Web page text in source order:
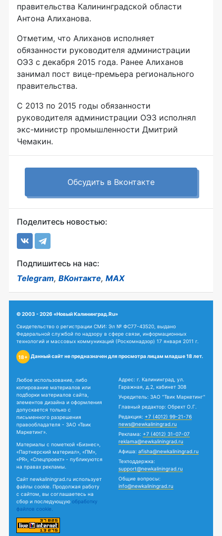
правительства Калининградской области
Антона Алиханова.
Отметим, что Алиханов исполняет
обязанности руководителя администрации
ОЭЗ с декабря 2015 года. Ранее Алиханов
занимал пост вице-премьера регионального
правительства.
С 2013 по 2015 годы обязанности
руководителя администрации ОЭЗ исполнял
экс-министр промышленности Дмитрий
Чемакин.
Обсудить в Вконтакте
Поделитесь новостью:
Подпишитесь на нас:
Telegram, ВКонтакте, MAX
© 2003 - 2026 «Новый Калининград.Ru»
Свидетельство о регистрации СМИ: Эл № ФС77-43520, выдано
Федеральной службой по надзору в сфере связи, информационных
технологий и массовых коммуникаций (Роскомнадзор) 17 января 2011 г.
18+ Данный сайт не предназначен для просмотра лицам младше 18 лет.
Любое использование, либо
копирование материалов или
подборки материалов сайта,
элементов дизайна и оформления
допускается только с
письменного разрешения
правообладателя - ЗАО «Твик
Маркетинг».
Материалы с пометкой «Бизнес»,
«Партнерский материал», «ПМ»,
«PR», «Спецпроект» - публикуются
на правах рекламы.
Сайт newkaliningrad.ru использует
файлы cookie. Продолжая работу
с сайтом, вы соглашаетесь на
сбор и последующую обработку
файлов cookie.
Адрес: г. Калининград, ул.
Гаражная, д.2, кабинет 308
Учредитель: ЗАО "Твик Маркетинг"
Главный редактор: Обрехт О.Г.
Редакция: +7 (4012) 99-21-76
news@newkaliningrad.ru
Реклама: +7 (4012) 31-07-07
reklama@newkaliningrad.ru
Афиша: afisha@newkaliningrad.ru
Техподдержка:
support@newkaliningrad.ru
Общие вопросы:
info@newkaliningrad.ru